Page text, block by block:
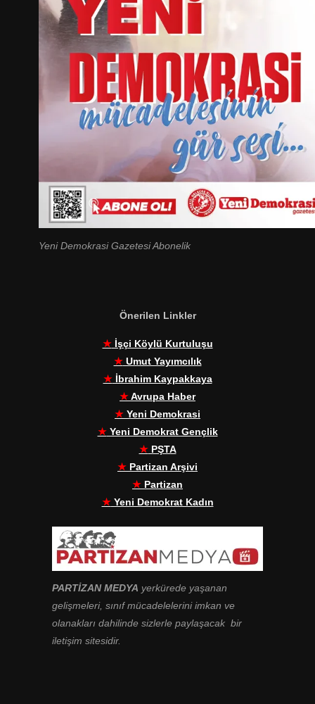
Yeni Demokrasi Gazetesi Abonelik
Önerilen Linkler
★İşçi Köylü Kurtuluşu
★Umut Yayımcılık
★İbrahim Kaypakkaya
★Avrupa Haber
★ Yeni Demokrasi
★Yeni Demokrat Gençlik
★PŞTA
★ Partizan Arşivi
★ Partizan
★Yeni Demokrat Kadın
PARTİZAN MEDYA yerkürede yaşanan
gelişmeleri, sınıf mücadelelerini imkan ve
olanakları dahilinde sizlerle paylaşacak bir
iletişim sitesidir.